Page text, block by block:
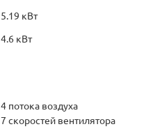
5.19 кВт
4.6 кВт
4 потока воздуха
7 скоростей вентилятора